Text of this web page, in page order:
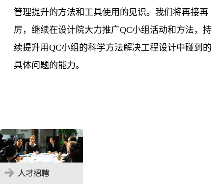
管理提升的方法和工具使用的见识。我们将再接再
厉，继续在设计院大力推广QC小组活动和方法，持
续提升用QC小组的科学方法解决工程设计中碰到的
具体问题的能力。